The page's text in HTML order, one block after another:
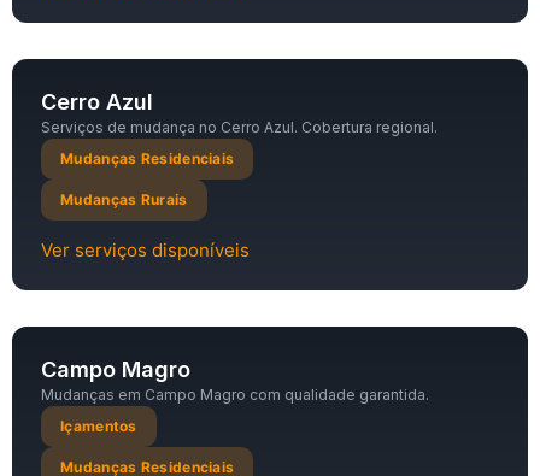
Cerro Azul
Serviços de mudança no Cerro Azul. Cobertura regional.
Mudanças Residenciais
Mudanças Rurais
Ver serviços disponíveis
Campo Magro
Mudanças em Campo Magro com qualidade garantida.
Içamentos
Mudanças Residenciais